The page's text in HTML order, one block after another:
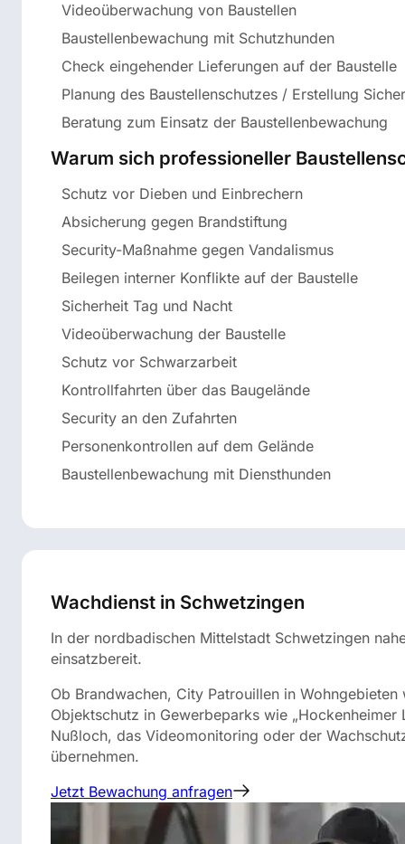
Videoüberwachung von Baustellen
Baustellenbewachung mit Schutzhunden
Check eingehender Lieferungen auf der Baustelle
Planung des Baustellenschutzes / Erstellung
Beratung zum Einsatz der Baustellenbewachung
Warum sich professioneller
Schutz vor Dieben und Einbrechern
Absicherung gegen Brandstiftung
Security-Maßnahme gegen Vandalismus
Beilegen interner Konflikte auf der Baustelle
Sicherheit Tag und Nacht
Videoüberwachung der Baustelle
Schutz vor Schwarzarbeit
Kontrollfahrten über das Baugelände
Security an den Zufahrten
Personenkontrollen auf dem Gelände
Baustellenbewachung mit Diensthunden
Wachdienst in Schwetzingen
In der nordbadischen Mittelstadt Schwetzingen
einsatzbereit.
Ob Brandwachen, City Patrouillen in
Objektschutz in Gewerbeparks wie
Nußloch, das Videomonitoring oder der
übernehmen.
Jetzt Bewachung anfragen